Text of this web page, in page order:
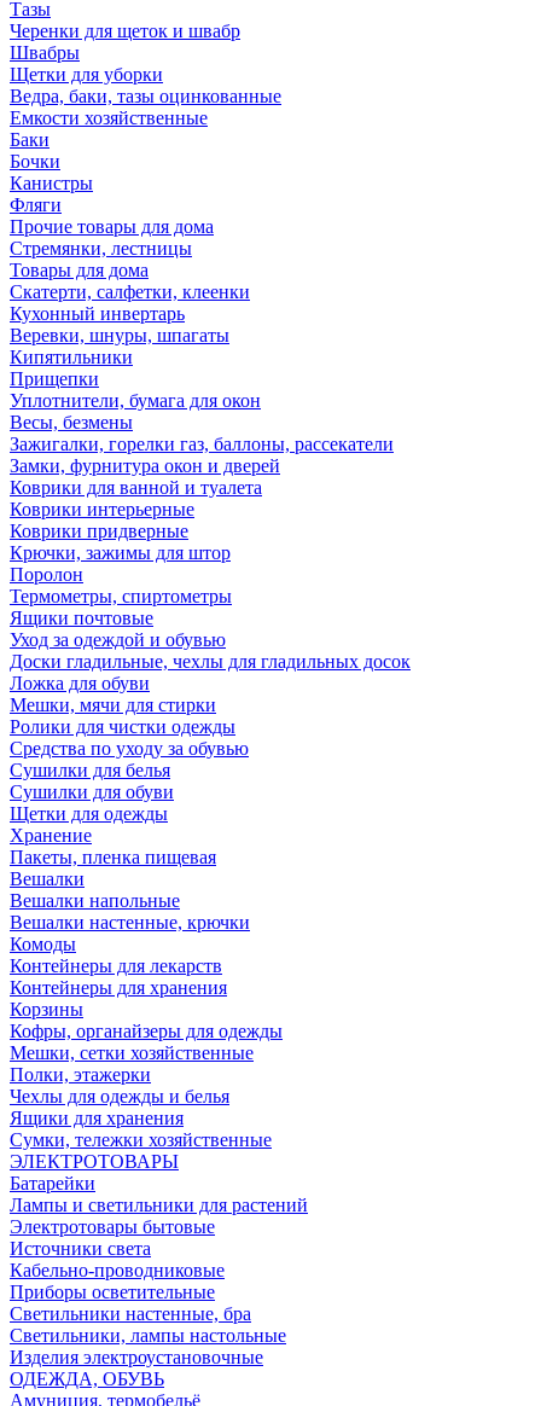
Тазы
Черенки для щеток и швабр
Швабры
Щетки для уборки
Ведра, баки, тазы оцинкованные
Емкости хозяйственные
Баки
Бочки
Канистры
Фляги
Прочие товары для дома
Стремянки, лестницы
Товары для дома
Скатерти, салфетки, клеенки
Кухонный инвертарь
Веревки, шнуры, шпагаты
Кипятильники
Прищепки
Уплотнители, бумага для окон
Весы, безмены
Зажигалки, горелки газ, баллоны, рассекатели
Замки, фурнитура окон и дверей
Коврики для ванной и туалета
Коврики интерьерные
Коврики придверные
Крючки, зажимы для штор
Поролон
Термометры, спиртометры
Ящики почтовые
Уход за одеждой и обувью
Доски гладильные, чехлы для гладильных досок
Ложка для обуви
Мешки, мячи для стирки
Ролики для чистки одежды
Средства по уходу за обувью
Сушилки для белья
Сушилки для обуви
Щетки для одежды
Хранение
Пакеты, пленка пищевая
Вешалки
Вешалки напольные
Вешалки настенные, крючки
Комоды
Контейнеры для лекарств
Контейнеры для хранения
Корзины
Кофры, органайзеры для одежды
Мешки, сетки хозяйственные
Полки, этажерки
Чехлы для одежды и белья
Ящики для хранения
Сумки, тележки хозяйственные
ЭЛЕКТРОТОВАРЫ
Батарейки
Лампы и светильники для растений
Электротовары бытовые
Источники света
Кабельно-проводниковые
Приборы осветительные
Светильники настенные, бра
Светильники, лампы настольные
Изделия электроустановочные
ОДЕЖДА, ОБУВЬ
Амуниция, термобельё